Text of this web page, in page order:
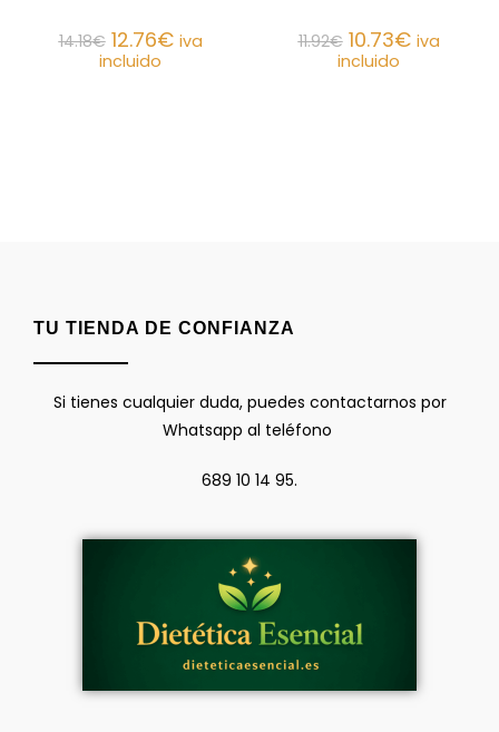
14.18€ 12.76€ iva
incluido
11.92€ 10.73€ iva
incluido
TU TIENDA DE CONFIANZA
Si tienes cualquier duda, puedes contactarnos por
Whatsapp al teléfono
689 10 14 95.